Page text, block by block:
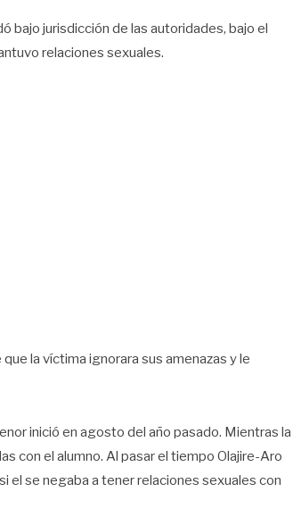
bajo jurisdicción de las autoridades, bajo el
relaciones sexuales.
la víctima ignorara sus amenazas y le
inició en agosto del año pasado. Mientras la
con el alumno. Al pasar el tiempo Olajire-Aro
el se negaba a tener relaciones sexuales con